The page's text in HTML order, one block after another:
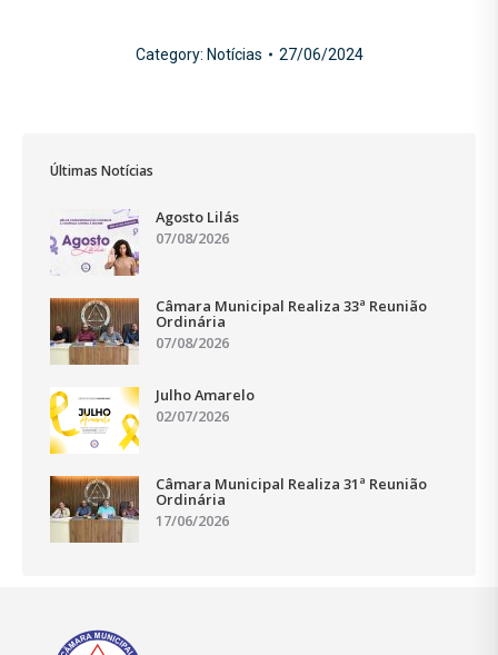
Category: Notícias 27/06/2024
Últimas Notícias
Agosto Lilás
07/08/2026
Câmara Municipal Realiza 33ª Reunião
Ordinária
07/08/2026
Julho Amarelo
02/07/2026
Câmara Municipal Realiza 31ª Reunião
Ordinária
17/06/2026